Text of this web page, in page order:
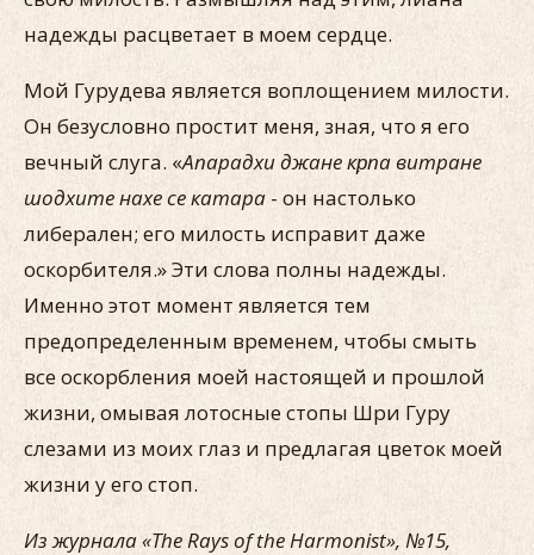
надежды расцветает в моем сердце.
Мой Гурудева является воплощением милости.
Он безусловно простит меня, зная, что я его
вечный слуга. «Апарадхи джане кр̣па витране
шодхите нахе се катара - он настолько
либерален; его милость исправит даже
оскорбителя.» Эти слова полны надежды.
Именно этот момент является тем
предопределенным временем, чтобы смыть
все оскорбления моей настоящей и прошлой
жизни, омывая лотосные стопы Шри Гуру
слезами из моих глаз и предлагая цветок моей
жизни у его стоп.
Из журнала ‭«The Rays of the Harmonist», №15,